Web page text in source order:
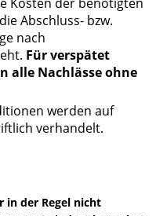
Abschluss- bzw.
nach
Für verspätet
alle Nachlässe ohne
werden auf
verhandelt.
in der Regel nicht